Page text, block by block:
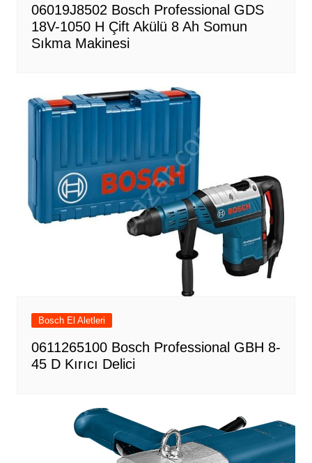
06019J8502 Bosch Professional GDS
18V-1050 H Çift Akülü 8 Ah Somun
Sıkma Makinesi
Bosch El Aletleri
0611265100 Bosch Professional GBH 8-
45 D Kırıcı Delici